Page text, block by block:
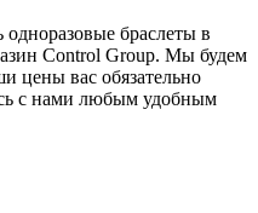
одноразовые браслеты в
Control Group. Мы будем
цены вас обязательно
с нами любым удобным